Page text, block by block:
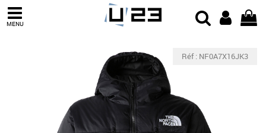
MENU
Réf : NF0A7X16JK3